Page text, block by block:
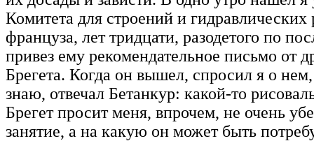
Комитета для строений и гидравлических
француза, лет тридцати, разодетого по
привез ему рекомендательное письмо от
Брегета. Когда он вышел, спросил я о
знаю, отвечал Бетанкур: какой-то
Брегет просит меня, впрочем, не очень
занятие, а на какую он может быть